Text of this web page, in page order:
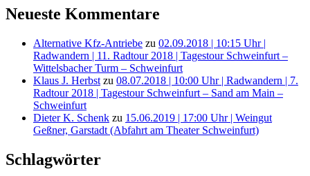
Neueste Kommentare
Alternative Kfz-Antriebe zu 02.09.2018 | 10:15 Uhr |
Radwandern | 11. Radtour 2018 | Tagestour Schweinfurt –
Wittelsbacher Turm – Schweinfurt
Klaus J. Herbst zu 08.07.2018 | 10:00 Uhr | Radwandern | 7.
Radtour 2018 | Tagestour Schweinfurt – Sand am Main –
Schweinfurt
Dieter K. Schenk zu 15.06.2019 | 17:00 Uhr | Weingut
Geßner, Garstadt (Abfahrt am Theater Schweinfurt)
Schlagwörter